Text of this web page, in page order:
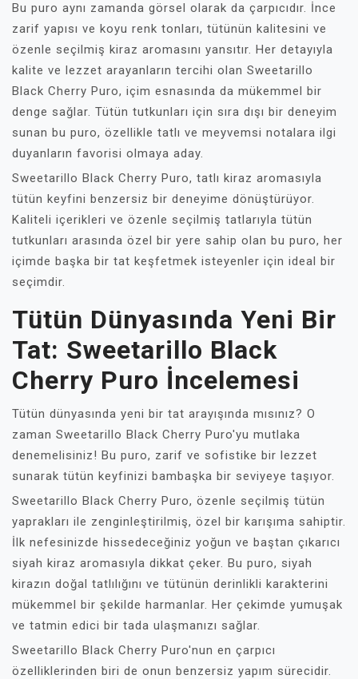
Bu puro aynı zamanda görsel olarak da çarpıcıdır. İnce
zarif yapısı ve koyu renk tonları, tütünün kalitesini ve
özenle seçilmiş kiraz aromasını yansıtır. Her detayıyla
kalite ve lezzet arayanların tercihi olan Sweetarillo
Black Cherry Puro, içim esnasında da mükemmel bir
denge sağlar. Tütün tutkunları için sıra dışı bir deneyim
sunan bu puro, özellikle tatlı ve meyvemsi notalara ilgi
duyanların favorisi olmaya aday.
Sweetarillo Black Cherry Puro, tatlı kiraz aromasıyla
tütün keyfini benzersiz bir deneyime dönüştürüyor.
Kaliteli içerikleri ve özenle seçilmiş tatlarıyla tütün
tutkunları arasında özel bir yere sahip olan bu puro, her
içimde başka bir tat keşfetmek isteyenler için ideal bir
seçimdir.
Tütün Dünyasında Yeni Bir
Tat: Sweetarillo Black
Cherry Puro İncelemesi
Tütün dünyasında yeni bir tat arayışında mısınız? O
zaman Sweetarillo Black Cherry Puro'yu mutlaka
denemelisiniz! Bu puro, zarif ve sofistike bir lezzet
sunarak tütün keyfinizi bambaşka bir seviyeye taşıyor.
Sweetarillo Black Cherry Puro, özenle seçilmiş tütün
yaprakları ile zenginleştirilmiş, özel bir karışıma sahiptir.
İlk nefesinizde hissedeceğiniz yoğun ve baştan çıkarıcı
siyah kiraz aromasıyla dikkat çeker. Bu puro, siyah
kirazın doğal tatlılığını ve tütünün derinlikli karakterini
mükemmel bir şekilde harmanlar. Her çekimde yumuşak
ve tatmin edici bir tada ulaşmanızı sağlar.
Sweetarillo Black Cherry Puro'nun en çarpıcı
özelliklerinden biri de onun benzersiz yapım sürecidir.